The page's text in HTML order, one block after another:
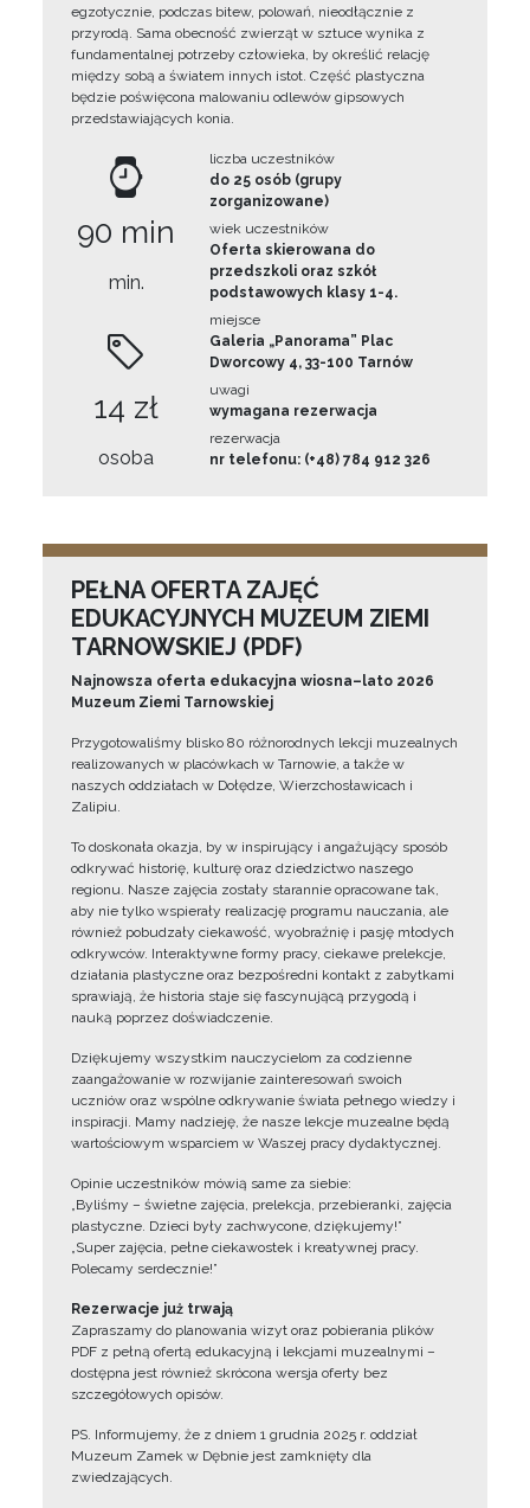
egzotycznie, podczas bitew, polowań, nieodłącznie z
przyrodą. Sama obecność zwierząt w sztuce wynika z
fundamentalnej potrzeby człowieka, by określić relację
między sobą a światem innych istot. Część plastyczna
będzie poświęcona malowaniu odlewów gipsowych
przedstawiających konia.
90 min
min.
14 zł
osoba
liczba uczestników
do 25 osób (grupy
zorganizowane)
wiek uczestników
Oferta skierowana do
przedszkoli oraz szkół
podstawowych klasy 1-4.
miejsce
Galeria „Panorama” Plac
Dworcowy 4, 33-100 Tarnów
uwagi
wymagana rezerwacja
rezerwacja
nr telefonu: (+48) 784 912 326
PEŁNA OFERTA ZAJĘĆ
EDUKACYJNYCH MUZEUM ZIEMI
TARNOWSKIEJ (PDF)
Najnowsza oferta edukacyjna wiosna–lato 2026
Muzeum Ziemi Tarnowskiej
Przygotowaliśmy blisko 80 różnorodnych lekcji muzealnych
realizowanych w placówkach w Tarnowie, a także w
naszych oddziałach w Dołędze, Wierzchosławicach i
Zalipiu.
To doskonała okazja, by w inspirujący i angażujący sposób
odkrywać historię, kulturę oraz dziedzictwo naszego
regionu. Nasze zajęcia zostały starannie opracowane tak,
aby nie tylko wspierały realizację programu nauczania, ale
również pobudzały ciekawość, wyobraźnię i pasję młodych
odkrywców. Interaktywne formy pracy, ciekawe prelekcje,
działania plastyczne oraz bezpośredni kontakt z zabytkami
sprawiają, że historia staje się fascynującą przygodą i
nauką poprzez doświadczenie.
Dziękujemy wszystkim nauczycielom za codzienne
zaangażowanie w rozwijanie zainteresowań swoich
uczniów oraz wspólne odkrywanie świata pełnego wiedzy i
inspiracji. Mamy nadzieję, że nasze lekcje muzealne będą
wartościowym wsparciem w Waszej pracy dydaktycznej.
Opinie uczestników mówią same za siebie:
„Byliśmy – świetne zajęcia, prelekcja, przebieranki, zajęcia
plastyczne. Dzieci były zachwycone, dziękujemy!”
„Super zajęcia, pełne ciekawostek i kreatywnej pracy.
Polecamy serdecznie!”
Rezerwacje już trwają
Zapraszamy do planowania wizyt oraz pobierania plików
PDF z pełną ofertą edukacyjną i lekcjami muzealnymi –
dostępna jest również skrócona wersja oferty bez
szczegółowych opisów.
PS. Informujemy, że z dniem 1 grudnia 2025 r. oddział
Muzeum Zamek w Dębnie jest zamknięty dla
zwiedzających.